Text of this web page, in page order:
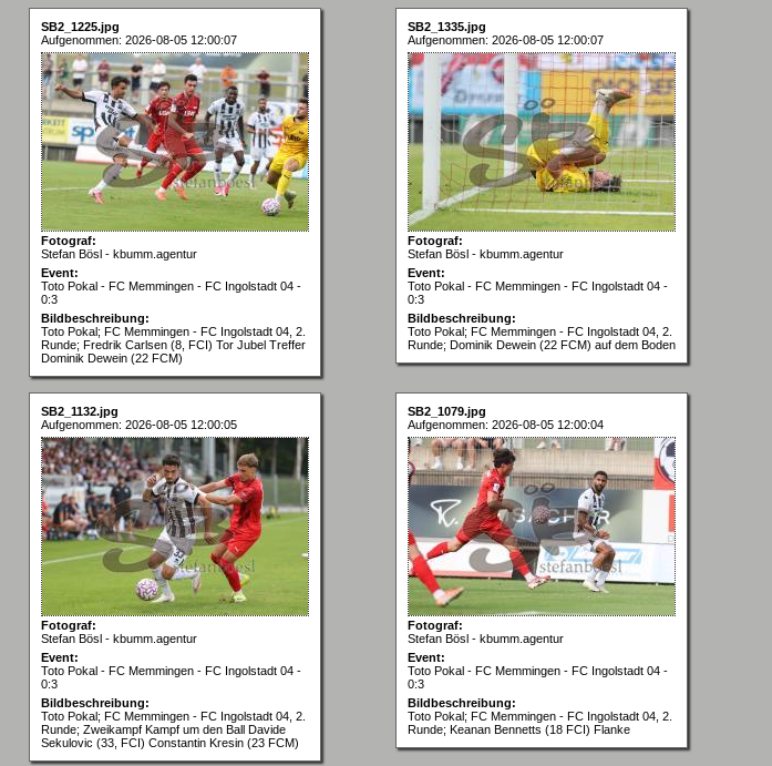
SB2_1225.jpg
Aufgenommen: 2026-08-05 12:00:07
Fotograf:
Stefan Bösl - kbumm.agentur
Event:
Toto Pokal - FC Memmingen - FC Ingolstadt 04 -
0:3
Bildbeschreibung:
Toto Pokal; FC Memmingen - FC Ingolstadt 04, 2.
Runde; Fredrik Carlsen (8, FCI) Tor Jubel Treffer
Dominik Dewein (22 FCM)
SB2_1335.jpg
Aufgenommen: 2026-08-05 12:00:07
Fotograf:
Stefan Bösl - kbumm.agentur
Event:
Toto Pokal - FC Memmingen - FC Ingolstadt 04 -
0:3
Bildbeschreibung:
Toto Pokal; FC Memmingen - FC Ingolstadt 04, 2.
Runde; Dominik Dewein (22 FCM) auf dem Boden
SB2_1132.jpg
Aufgenommen: 2026-08-05 12:00:05
Fotograf:
Stefan Bösl - kbumm.agentur
Event:
Toto Pokal - FC Memmingen - FC Ingolstadt 04 -
0:3
Bildbeschreibung:
Toto Pokal; FC Memmingen - FC Ingolstadt 04, 2.
Runde; Zweikampf Kampf um den Ball Davide
Sekulovic (33, FCI) Constantin Kresin (23 FCM)
SB2_1079.jpg
Aufgenommen: 2026-08-05 12:00:04
Fotograf:
Stefan Bösl - kbumm.agentur
Event:
Toto Pokal - FC Memmingen - FC Ingolstadt 04 -
0:3
Bildbeschreibung:
Toto Pokal; FC Memmingen - FC Ingolstadt 04, 2.
Runde; Keanan Bennetts (18 FCI) Flanke